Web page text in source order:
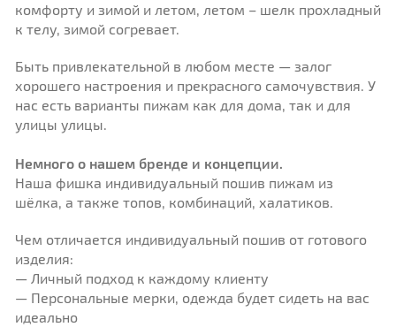
комфорту и зимой и летом, летом – шелк прохладный
к телу, зимой согревает.
Быть привлекательной в любом месте — залог
хорошего настроения и прекрасного самочувствия. У
нас есть варианты пижам как для дома, так и для
улицы улицы.
Немного о нашем бренде и концепции.
Наша фишка индивидуальный пошив пижам из
шёлка, а также топов, комбинаций, халатиков.
Чем отличается индивидуальный пошив от готового
изделия:
— Личный подход к каждому клиенту
— Персональные мерки, одежда будет сидеть на вас
идеально